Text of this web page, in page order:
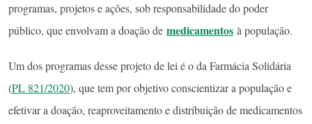
programas, projetos e ações, sob responsabilidade do poder
público, que envolvam a doação de medicamentos à população.
Um dos programas desse projeto de lei é o da Farmácia Solidária
(PL 821/2020), que tem por objetivo conscientizar a população e
efetivar a doação, reaproveitamento e distribuição de medicamentos